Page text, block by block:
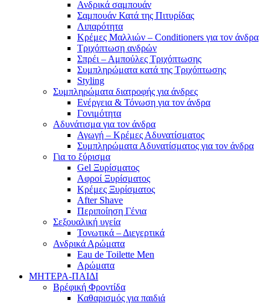
Ανδρικά σαμπουάν
Σαμπουάν Κατά της Πιτυρίδας
Λιπαρότητα
Κρέμες Μαλλιών – Conditioners για τον άνδρα
Τριχόπτωση ανδρών
Σπρέι – Αμπούλες Τριχόπτωσης
Συμπληρώματα κατά της Τριχόπτωσης
Styling
Συμπληρώματα διατροφής για άνδρες
Ενέργεια & Τόνωση για τον άνδρα
Γονιμότητα
Αδυνάτισμα για τον άνδρα
Αγωγή – Κρέμες Αδυνατίσματος
Συμπληρώματα Αδυνατίσματος για τον άνδρα
Για το ξύρισμα
Gel Ξυρίσματος
Αφροί Ξυρίσματος
Κρέμες Ξυρίσματος
After Shave
Περιποίηση Γένια
Σεξουαλική υγεία
Τονωτικά – Διεγερτικά
Ανδρικά Αρώματα
Eau de Toilette Men
Αρώματα
ΜΗΤΕΡΑ-ΠΑΙΔΙ
Βρέφική Φροντίδα
Καθαρισμός για παιδιά